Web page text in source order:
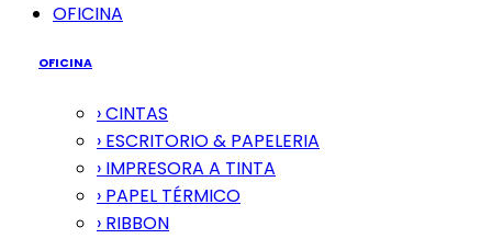
OFICINA
OFICINA
› CINTAS
› ESCRITORIO & PAPELERIA
› IMPRESORA A TINTA
› PAPEL TÉRMICO
› RIBBON